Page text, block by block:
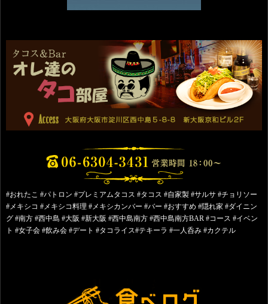
#おれたこ #パトロン #プレミアムタコス #タコス #自家製 #サルサ #チョリソー
#メキシコ #メキシコ料理 #メキシカンバー #バー #おすすめ #隠れ家 #ダイニン
グ #南方 #西中島 #大阪 #新大阪 #西中島南方 #西中島南方BAR #コース #イベン
ト #女子会 #飲み会 #デート #タコライス#テキーラ #一人呑み #カクテル